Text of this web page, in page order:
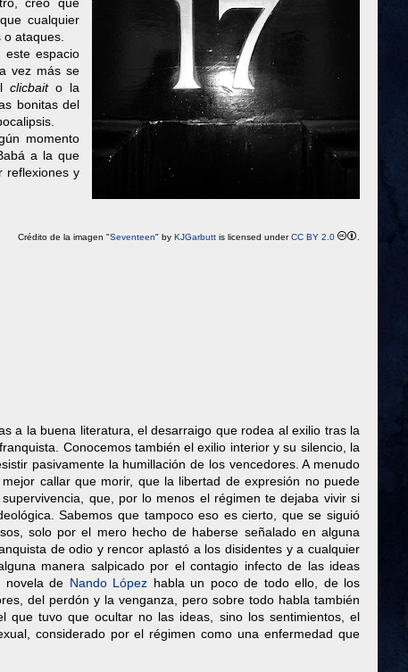
cualquier
ataques.
espacio
vez más se
clicbait o la
bonitas del
momento
a la que
reflexiones y
Crédito de la imagen "Seventeen" by KJGarbuttis licensed underCC BY 2.0
a la buena literatura, el desarraigo que rodea al exilio tras la
Conocemos también el exilio interior y su silencio, la
pasivamente la humillación de los vencedores. A menudo
callar que morir, que la libertad de expresión no puede
que, por lo menos el régimen te dejaba vivir si
Sabemos que tampoco eso es cierto, que se siguió
solo por el mero hecho de haberse señalado en alguna
de odio y rencor aplastó a los disidentes y a cualquier
manera salpicado por el contagio infecto de las ideas
novela de Nando López habla un poco de todo ello, de los
del perdón y la venganza, pero sobre todo habla también
que tuvo que ocultar no las ideas, sino los sentimientos, el
considerado por el régimen como una enfermedad que